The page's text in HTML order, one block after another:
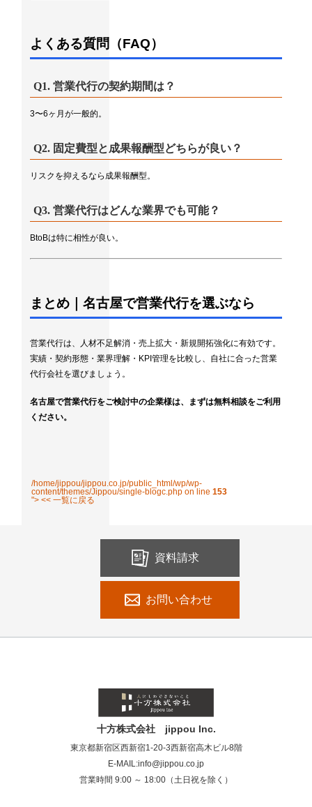
よくある質問（FAQ）
Q1. 営業代行の契約期間は？
3〜6ヶ月が一般的。
Q2. 固定費型と成果報酬型どちらが良い？
リスクを抑えるなら成果報酬型。
Q3. 営業代行はどんな業界でも可能？
BtoBは特に相性が良い。
まとめ｜名古屋で営業代行を選ぶなら
営業代行は、人材不足解消・売上拡大・新規開拓強化に有効です。
実績・契約形態・業界理解・KPI管理を比較し、自社に合った営業
代行会社を選びましょう。
名古屋で営業代行をご検討中の企業様は、まずは無料相談をご利用
ください。
/home/jippou/jippou.co.jp/public_html/wp/wp-
content/themes/Jippou/single-blogc.php on line 153
"> << 一覧に戻る
資料請求
お問い合わせ
十方株式会社 jippou Inc.
東京都新宿区西新宿1-20-3西新宿高木ビル8階
E-MAIL:info@jippou.co.jp
営業時間 9:00 ～ 18:00（土日祝を除く）